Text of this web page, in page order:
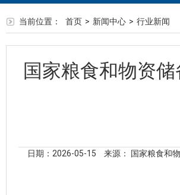
当前位置： 首页 > 新闻中心 > 行业新闻
国家粮食和物资
日期：2026-05-15 来源： 国家粮食和